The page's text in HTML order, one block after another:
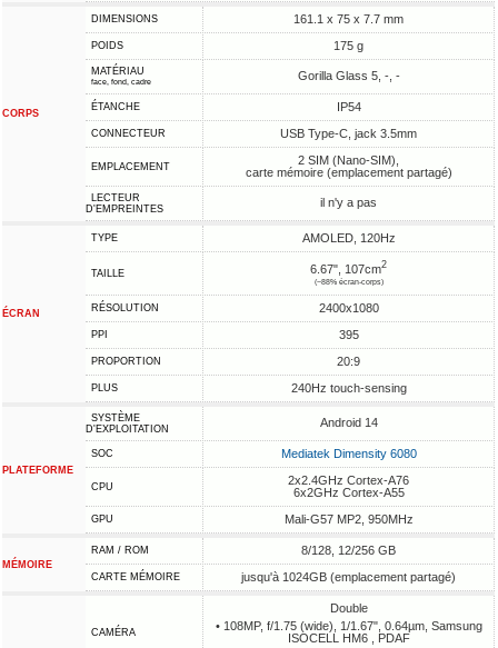
CORPS
DIMENSIONS 161.1 x 75 x 7.7 mm
POIDS 175 g
MATÉRIAU
face, fond, cadre Gorilla Glass 5, -, -
ÉTANCHE IP54
CONNECTEUR USB Type-C, jack 3.5mm
EMPLACEMENT
2 SIM (Nano-SIM),
carte mémoire (emplacement partagé)
LECTEUR
D'EMPREINTES
il n'y a pas
ÉCRAN
TYPE AMOLED, 120Hz
TAILLE 6.67", 107cm2
(~88% écran-corps)
RÉSOLUTION 2400x1080
PPI 395
PROPORTION 20:9
PLUS 240Hz touch-sensing
PLATEFORME
SYSTÈME
D'EXPLOITATION
Android 14
SOC Mediatek Dimensity 6080
CPU
2x2.4GHz Cortex-A76
6x2GHz Cortex-A55
GPU Mali-G57 MP2, 950MHz
MÉMOIRE
RAM / ROM 8/128, 12/256 GB
CARTE MÉMOIRE jusqu'à 1024GB (emplacement partagé)
CAMÉRA
Double
• 108MP, f/1.75 (wide), 1/1.67", 0.64µm, Samsung
ISOCELL HM6 , PDAF